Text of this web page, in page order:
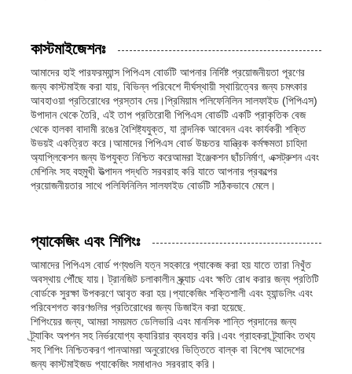
কাস্টমাইজেশনঃ
আমাদের হাই পারফরম্যান্স পিপিএস বোর্ডটি আপনার নির্দিষ্ট প্রয়োজনীয়তা পূরণের
জন্য কাস্টমাইজ করা যায়, বিভিন্ন পরিবেশে দীর্ঘস্থায়ী স্থায়িত্বের জন্য চমৎকার
আবহাওয়া প্রতিরোধের প্রস্তাব দেয়।প্রিমিয়াম পলিফেনিলিন সালফাইড (পিপিএস)
উপাদান থেকে তৈরি, এই তাপ প্রতিরোধী পিপিএস বোর্ডটি একটি প্রাকৃতিক বেজ
থেকে হালকা বাদামী রঙের বৈশিষ্ট্যযুক্ত, যা নান্দনিক আবেদন এবং কার্যকরী শক্তি
উভয়ই একত্রিত করে।আমাদের পিপিএস বোর্ড উচ্চতর যান্ত্রিক কর্মক্ষমতা চাহিদা
অ্যাপ্লিকেশন জন্য উপযুক্ত নিশ্চিত করেআমরা ইঞ্জেকশন ছাঁচনির্মাণ, এক্সট্রুশন এবং
মেশিনিং সহ বহুমুখী উত্পাদন পদ্ধতি সরবরাহ করি যাতে আপনার প্রকল্পের
প্রয়োজনীয়তার সাথে পলিফিনিলিন সালফাইড বোর্ডটি সঠিকভাবে মেলে।
প্যাকেজিং এবং শিপিংঃ
আমাদের পিপিএস বোর্ড পণ্যগুলি যত্ন সহকারে প্যাকেজ করা হয় যাতে তারা নিখুঁত
অবস্থায় পৌঁছে যায়। ট্রানজিট চলাকালীন স্ক্র্যাচ এবং ক্ষতি রোধ করার জন্য প্রতিটি
বোর্ডকে সুরক্ষা উপকরণে আবৃত করা হয়।প্যাকেজিং শক্তিশালী এবং হ্যান্ডলিং এবং
পরিবেশগত কারণগুলির প্রতিরোধের জন্য ডিজাইন করা হয়েছে.
শিপিংয়ের জন্য, আমরা সময়মত ডেলিভারি এবং মানসিক শান্তি প্রদানের জন্য
ট্র্যাকিং অপশন সহ নির্ভরযোগ্য ক্যারিয়ার ব্যবহার করি।এবং গ্রাহকরা ট্র্যাকিং তথ্য
সহ শিপিং নিশ্চিতকরণ পানআমরা অনুরোধের ভিত্তিতে বাল্ক বা বিশেষ আদেশের
জন্য কাস্টমাইজড প্যাকেজিং সমাধানও সরবরাহ করি।